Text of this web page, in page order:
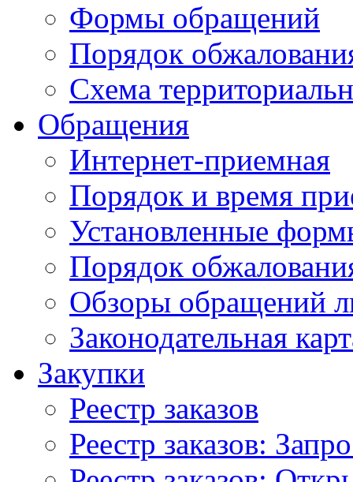
Формы обращений
Порядок
Схема
Обращения
Интернет-приемная
Порядок и время
Установленные
Порядок
Обзоры обращений
Законодательная
Закупки
Реестр заказов
Реестр заказов: